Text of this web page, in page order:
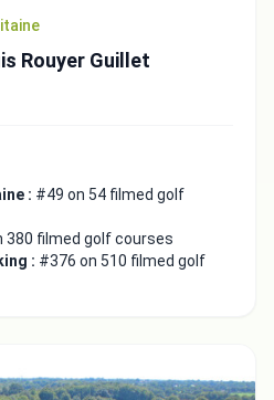
Rouyer Guillet
: #49 on 54 filmed golf
380 filmed golf courses
: #376 on 510 filmed golf